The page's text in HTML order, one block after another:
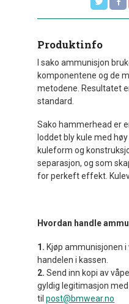
Produktinfo
I sako ammunisjon
komponentene og de
metodene. Resultatet
standard.
Sako hammerhead er
loddet bly kule med
kuleform og
separasjon, og som
for perkeft effekt.
Hvordan handle
1. Kjøp ammunisjonen
handelen i kassen.
2. Send inn kopi av
gyldig legitimasjon
til post@bmwear.no